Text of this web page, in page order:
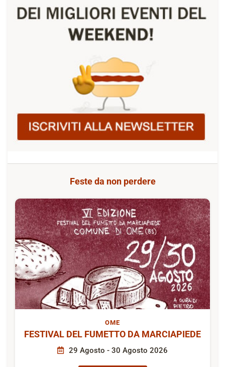
Feste da non perdere
OME
FESTIVAL DEL FUMETTO DA MARCIAPIEDE
29 Agosto - 30 Agosto 2026